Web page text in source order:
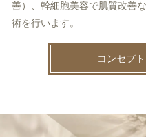
善）、幹細胞美容で肌質改善
術を行います。
コンセプ